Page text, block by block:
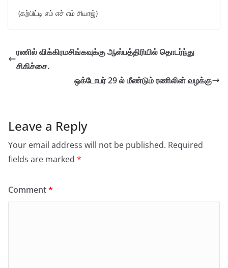
(கற்பிட்டி எம் எச் எம் சியாஜ்)
ரணில் விக்கிரமசிங்கவுக்கு ஆஸ்பத்திரியில் தொடர்ந்து
சிகிச்சை.
ஒக்டோபர் 29 ல் மீண்டும் ரணிலின் வழக்கு
Leave a Reply
Your email address will not be published. Required
fields are marked *
Comment*